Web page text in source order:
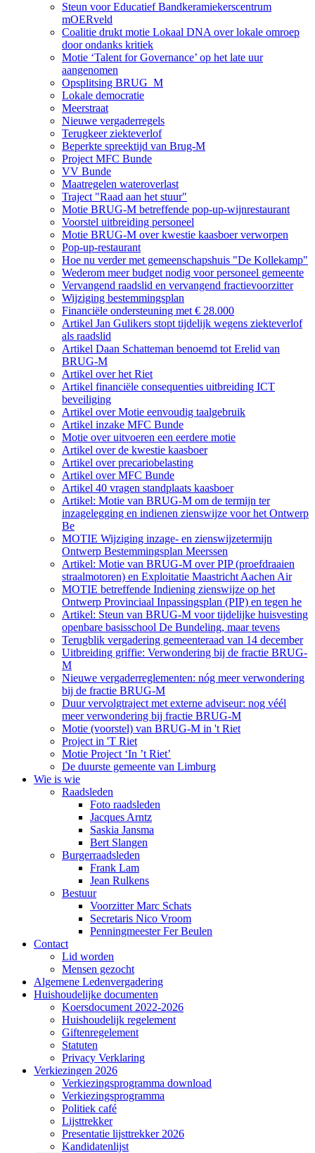
Steun voor Educatief Bandkeramiekerscentrum
mOERveld
Coalitie drukt motie Lokaal DNA over lokale omroep
door ondanks kritiek
Motie ‘Talent for Governance’ op het late uur
aangenomen
Opsplitsing BRUG_M
Lokale democratie
Meerstraat
Nieuwe vergaderregels
Terugkeer ziekteverlof
Beperkte spreektijd van Brug-M
Project MFC Bunde
VV Bunde
Maatregelen wateroverlast
Traject "Raad aan het stuur"
Motie BRUG-M betreffende pop-up-wijnrestaurant
Voorstel uitbreiding personeel
Motie BRUG-M over kwestie kaasboer verworpen
Pop-up-restaurant
Hoe nu verder met gemeenschapshuis "De Kollekamp"
Wederom meer budget nodig voor personeel gemeente
Vervangend raadslid en vervangend fractievoorzitter
Wijziging bestemmingsplan
Financiële ondersteuning met € 28.000
Artikel Jan Gulikers stopt tijdelijk wegens ziekteverlof
als raadslid
Artikel Daan Schatteman benoemd tot Erelid van
BRUG-M
Artikel over het Riet
Artikel financiële consequenties uitbreiding ICT
beveiliging
Artikel over Motie eenvoudig taalgebruik
Artikel inzake MFC Bunde
Motie over uitvoeren een eerdere motie
Artikel over de kwestie kaasboer
Artikel over precariobelasting
Artikel over MFC Bunde
Artikel 40 vragen standplaats kaasboer
Artikel: Motie van BRUG-M om de termijn ter
inzagelegging en indienen zienswijze voor het Ontwerp
Be
MOTIE Wijziging inzage- en zienswijzetermijn
Ontwerp Bestemmingsplan Meerssen
Artikel: Motie van BRUG-M over PIP (proefdraaien
straalmotoren) en Exploitatie Maastricht Aachen Air
MOTIE betreffende Indiening zienswijze op het
Ontwerp Provinciaal Inpassingsplan (PIP) en tegen he
Artikel: Steun van BRUG-M voor tijdelijke huisvesting
openbare basisschool De Bundeling, maar tevens
Terugblik vergadering gemeenteraad van 14 december
Uitbreiding griffie: Verwondering bij de fractie BRUG-
M
Nieuwe vergaderreglementen: nóg meer verwondering
bij de fractie BRUG-M
Duur vervolgtraject met externe adviseur: nog véél
meer verwondering bij fractie BRUG-M
Motie (voorstel) van BRUG-M in 't Riet
Project in 'T Riet
Motie Project ‘In ’t Riet’
De duurste gemeente van Limburg
Wie is wie
Raadsleden
Foto raadsleden
Jacques Arntz
Saskia Jansma
Bert Slangen
Burgerraadsleden
Frank Lam
Jean Rulkens
Bestuur
Voorzitter Marc Schats
Secretaris Nico Vroom
Penningmeester Fer Beulen
Contact
Lid worden
Mensen gezocht
Algemene Ledenvergadering
Huishoudelijke documenten
Koersdocument 2022-2026
Huishoudelijk regelement
Giftenregelement
Statuten
Privacy Verklaring
Verkiezingen 2026
Verkiezingsprogramma download
Verkiezingsprogramma
Politiek café
Lijsttrekker
Presentatie lijsttrekker 2026
Kandidatenlijst